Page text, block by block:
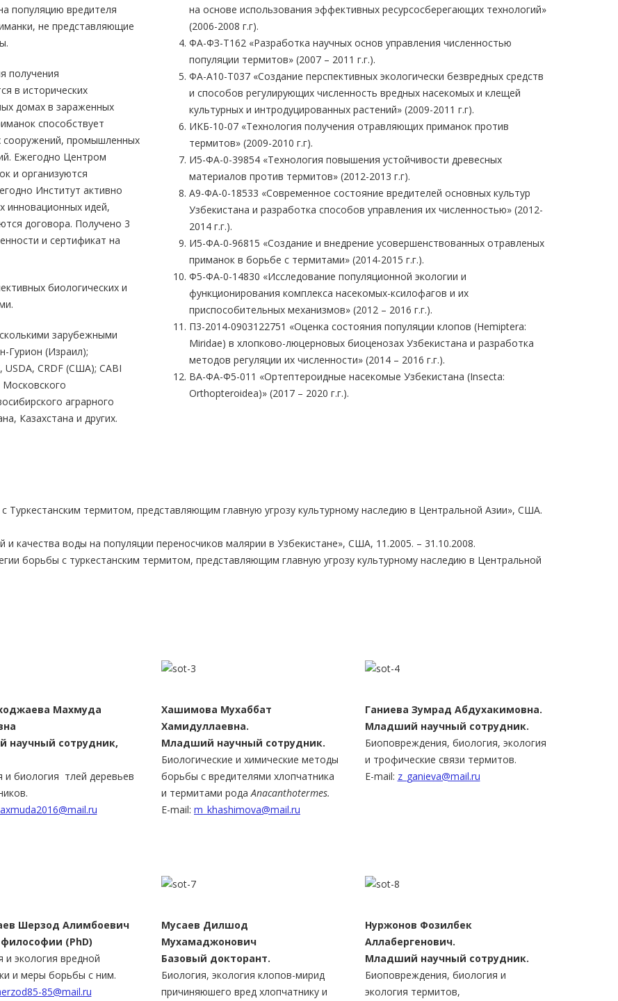
популяцию вредителя
не представляющие
получения
в исторических
домах в зараженных
способствует
сооружений, промышленных
Ежегодно Центром
и организуются
Институт активно
инновационных идей,
договора. Получено 3
и сертификат на
биологических и
зарубежными
Гурион (Израил);
USDA, CRDF (США); CABI
Московского
аграрного
Казахстана и других.
на основе использования эффективных ресурсосберегающих технологий»
(2006-2008 г.г).
ФА-ФЗ-Т162 «Разработка научных основ управления численностью
популяции термитов» (2007 – 2011 г.г.).
ФА-А10-Т037 «Создание перспективных экологически безвредных средств
и способов регулирующих численность вредных насекомых и клещей
культурных и интродуцированных растений» (2009-2011 г.г).
ИКБ-10-07 «Технология получения отравляющих приманок против
термитов» (2009-2010 г.г).
И5-ФА-0-39854 «Технология повышения устойчивости древесных
материалов против термитов» (2012-2013 г.г).
А9-ФА-0-18533 «Современное состояние вредителей основных культур
Узбекистана и разработка способов управления их численностью» (2012-
2014 г.г.).
И5-ФА-0-96815 «Создание и внедрение усовершенствованных отравленых
приманок в борьбе с термитами» (2014-2015 г.г.).
Ф5-ФА-0-14830 «Исследование популяционной экологии и
функционирования комплекса насекомых-ксилофагов и их
приспособительных механизмов» (2012 – 2016 г.г.).
П3-2014-0903122751 «Оценка состояния популяции клопов (Hemiptera:
Miridae) в хлопково-люцерновых биоценозах Узбекистана и разработка
методов регуляции их численности» (2014 – 2016 г.г.).
ВА-ФА-Ф5-011 «Ортептероидные насекомые Узбекистана (Insecta:
Orthopteroidea)» (2017 – 2020 г.г.).
Туркестанским термитом, представляющим главную угрозу культурному наследию в Центральной Азии», США.
и качества воды на популяции переносчиков малярии в Узбекистане», США, 11.2005. – 31.10.2008.
борьбы с туркестанским термитом, представляющим главную угрозу культурному наследию в Центральной
Махмуда
научный сотрудник,
и биология тлей деревьев
Хашимова Мухаббат
Хамидуллаевна.
Младший научный сотрудник.
Биологические и химические методы
борьбы с вредителями хлопчатника
и термитами родаAnacanthotermes.
E-mail: m_khashimova@mail.ru
Ганиева Зумрад Абдухакимовна.
Младший научный сотрудник.
Биоповреждения, биология, экология
и трофические связи термитов.
E-mail: z_ganieva@mail.ru
Шерзод Алимбоевич
(PhD)
и экология вредной
и меры борьбы с ним.
85@mail.ru
Мусаев Дилшод
Мухамаджонович
Базовый докторант.
Биология, экология клопов-мирид
причиняюшего вред хлопчатнику и
Нуржонов Фозилбек
Аллабергенович.
Младший научный сотрудник.
Биоповреждения, биология и
экология термитов,